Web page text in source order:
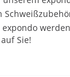
Sie!